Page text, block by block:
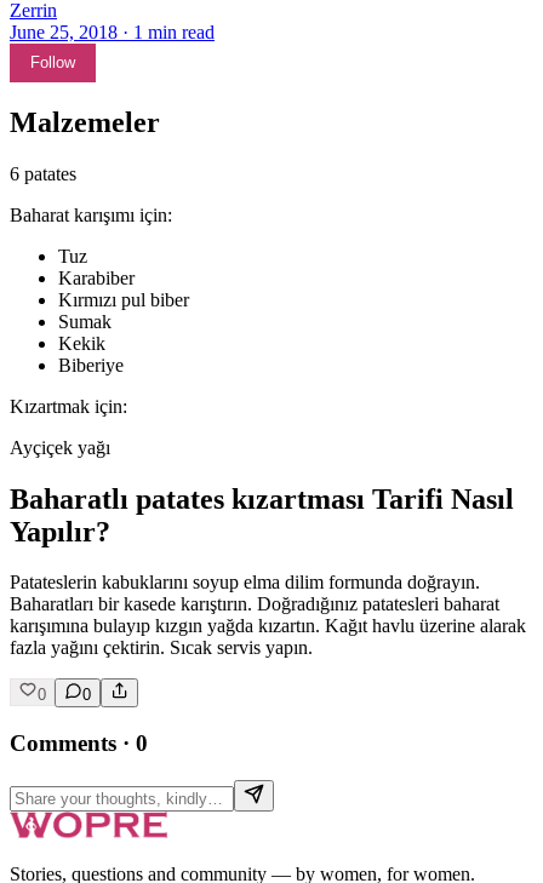
Zerrin
June 25, 2018 · 1 min read
Follow
Malzemeler
6 patates
Baharat karışımı için:
Tuz
Karabiber
Kırmızı pul biber
Sumak
Kekik
Biberiye
Kızartmak için:
Ayçiçek yağı
Baharatlı patates kızartması Tarifi Nasıl
Yapılır?
Patateslerin kabuklarını soyup elma dilim formunda doğrayın.
Baharatları bir kasede karıştırın. Doğradığınız patatesleri baharat
karışımına bulayıp kızgın yağda kızartın. Kağıt havlu üzerine alarak
fazla yağını çektirin. Sıcak servis yapın.
0 0
Comments · 0
Stories, questions and community — by women, for women.